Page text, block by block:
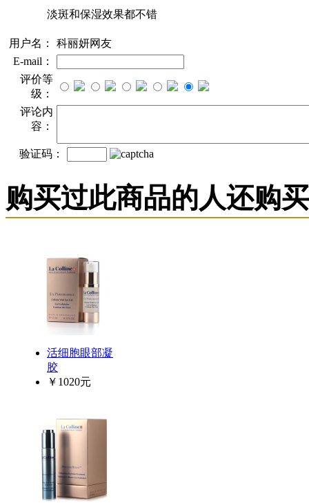
淡斑和保湿效果都不错
用户名：
科丽妍网友
E-mail：
评价等
级：
评论内
容：
验证码：
购买过此商品的人还购
活细胞眼部凝
胶
￥1020元